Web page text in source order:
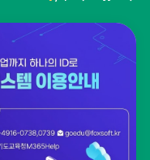
들의 무한상상의 우주
존
이
존
지
다
음